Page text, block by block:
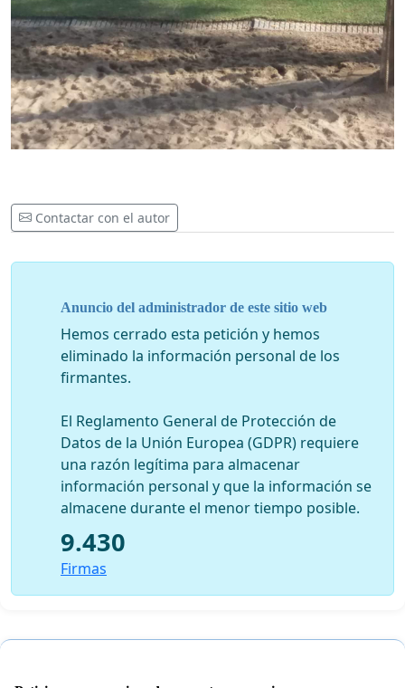
Contactar con el autor
Anuncio del administrador de este sitio web
Hemos cerrado esta petición y hemos
eliminado la información personal de los
firmantes.
El Reglamento General de Protección de
Datos de la Unión Europea (GDPR) requiere
una razón legítima para almacenar
información personal y que la información se
almacene durante el menor tiempo posible.
9.430
Firmas